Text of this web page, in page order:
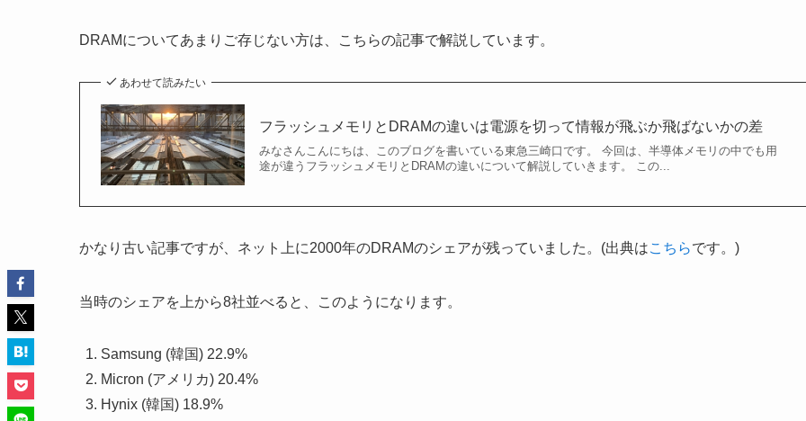
DRAMについてあまりご存じない方は、こちらの記事で解説しています。
あわせて読みたい
フラッシュメモリとDRAMの違いは電源を切って情報が飛ぶか飛ばないかの差
みなさんこんにちは、このブログを書いている東急三崎口です。 今回は、半導体メモリの中でも用
途が違うフラッシュメモリとDRAMの違いについて解説していきます。 この...
かなり古い記事ですが、ネット上に2000年のDRAMのシェアが残っていました。(出典はこちらです。)
当時のシェアを上から8社並べると、このようになります。
Samsung (韓国) 22.9%
Micron (アメリカ) 20.4%
Hynix (韓国) 18.9%